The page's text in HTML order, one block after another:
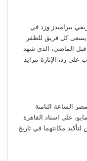
بيراميدز وزد في
لموسم 2025-2026، حيث يسعى كل فريق للظفر
قبل الماضي، الذي شهد
على زد، الإثارة تتزايد
الساعة الثامنة
والنصف مساءً بتوقيت القاهرة يوم الأحد، 10 مايو، على استاد القاهرة
لتأكيد مكانتهما في تاريخ